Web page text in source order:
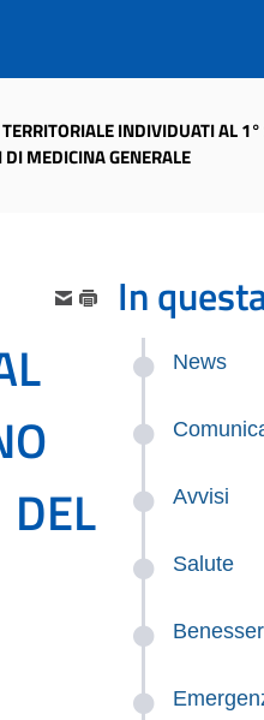
INDIVIDUATI AL
MEDICINA GENERALE
In
News
Avvisi
Salute